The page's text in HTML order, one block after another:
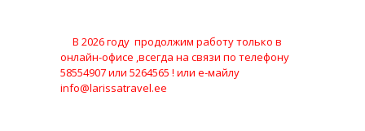
В 2026 году продолжим работу только в
онлайн-офисе ,всегда на связи по телефону
58554907 или 5264565 ! или е-майлу
info@larissatravel.ee